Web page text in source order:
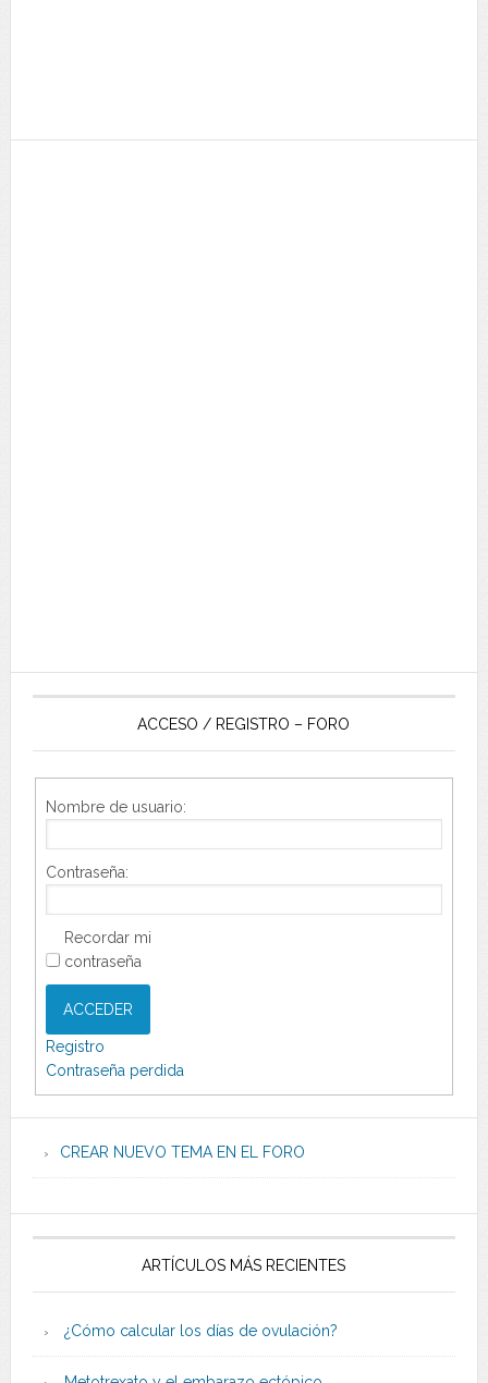
ACCESO / REGISTRO – FORO
Nombre de usuario:
Contraseña:
Recordar mi
contraseña
ACCEDER
Registro
Contraseña perdida
CREAR NUEVO TEMA EN EL FORO
ARTÍCULOS MÁS RECIENTES
¿Cómo calcular los días de ovulación?